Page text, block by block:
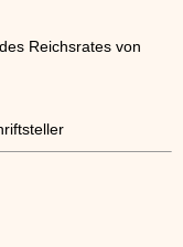
Reichsrates von